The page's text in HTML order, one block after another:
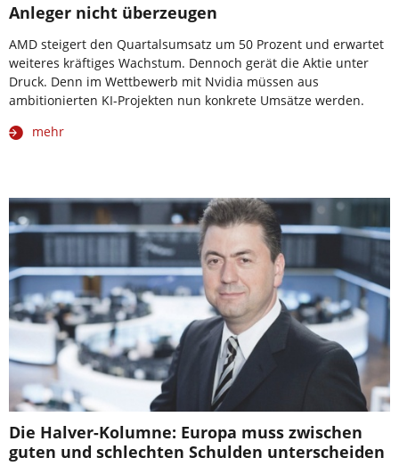
Anleger nicht überzeugen
AMD steigert den Quartalsumsatz um 50 Prozent und erwartet
weiteres kräftiges Wachstum. Dennoch gerät die Aktie unter
Druck. Denn im Wettbewerb mit Nvidia müssen aus
ambitionierten KI-Projekten nun konkrete Umsätze werden.
mehr
Die Halver-Kolumne: Europa muss zwischen
guten und schlechten Schulden unterscheiden